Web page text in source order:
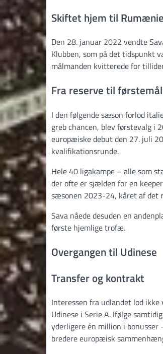
Skiftet hjem til
Den 28. januar 2022 vendte
Klubben, som på det tidspunkt
målmanden kvitterede for
Fra reserve til
I den følgende sæson forlod
greb chancen, blev førstevalg i
europæiske debut den 27. juli
kvalifikationsrunde.
Hele 40 ligakampe – alle som
der ofte er sjælden for en
sæsonen 2023-24, kåret af det
Sava nåede desuden en
første hjemlige trofæ.
Overgangen til Udinese
Transfer og kontrakt
Interessen fra udlandet lod
Udinese i Serie A. Ifølge
yderligere én million i bonusser
bredere europæisk